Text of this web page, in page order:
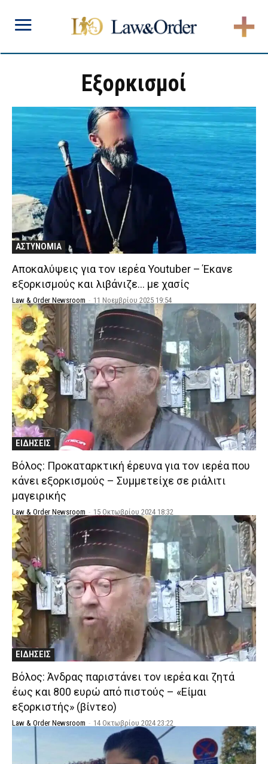
Εξορκισμοί
ΑΣΤΥΝΟΜΙΑ
Αποκαλύψεις για τον ιερέα Youtuber – Έκανε
εξορκισμούς και λιβάνιζε… με χασίς
Law & Order Newsroom - 11 Νοεμβρίου 2025 19:54
ΕΙΔΗΣΕΙΣ
Βόλος: Προκαταρκτική έρευνα για τον ιερέα που
κάνει εξορκισμούς – Συμμετείχε σε ριάλιτι
μαγειρικής
Law & Order Newsroom - 15 Οκτωβρίου 2024 18:32
ΕΙΔΗΣΕΙΣ
Βόλος: Άνδρας παριστάνει τον ιερέα και ζητά
έως και 800 ευρώ από πιστούς – «Είμαι
εξορκιστής» (βίντεο)
Law & Order Newsroom - 14 Οκτωβρίου 2024 23:22